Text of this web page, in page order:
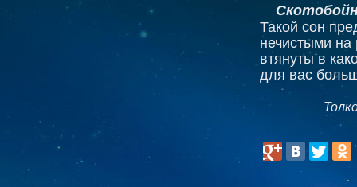
Такой сон
нечистыми на
втянуты в
для вас